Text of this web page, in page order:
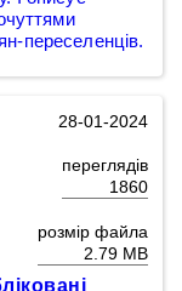
переселенців.
28-01-2024
переглядів
1860
розмір файла
2.79 MB